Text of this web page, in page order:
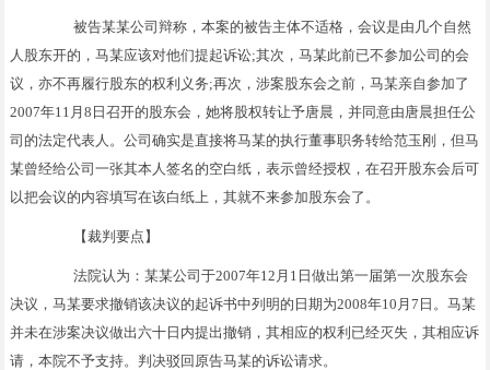
被告某某公司辩称，本案的被告主体不适格，会议是由几个自然
人股东开的，马某应该对他们提起诉讼;其次，马某此前已不参加公司的会
议，亦不再履行股东的权利义务;再次，涉案股东会之前，马某亲自参加了
2007年11月8日召开的股东会，她将股权转让予唐晨，并同意由唐晨担任公
司的法定代表人。公司确实是直接将马某的执行董事职务转给范玉刚，但马
某曾经给公司一张其本人签名的空白纸，表示曾经授权，在召开股东会后可
以把会议的内容填写在该白纸上，其就不来参加股东会了。
【裁判要点】
法院认为：某某公司于2007年12月1日做出第一届第一次股东会
决议，马某要求撤销该决议的起诉书中列明的日期为2008年10月7日。马某
并未在涉案决议做出六十日内提出撤销，其相应的权利已经灭失，其相应诉
请，本院不予支持。判决驳回原告马某的诉讼请求。